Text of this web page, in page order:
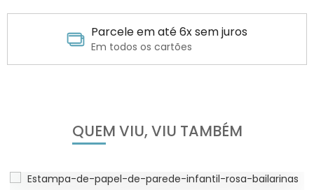
Parcele em até 6x sem juros
Em todos os cartões
QUEM VIU, VIU TAMBÉM